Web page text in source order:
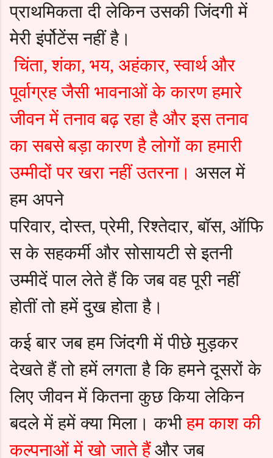
प्राथमिकता दी लेकिन उसकी जिंदगी में
मेरी इंर्पोटेंस नहीं है।
चिंता,शंका, भय, अहंकार,स्वार्थ और
पूर्वाग्रह जैसी भावनाओं के कारण हमारे
जीवन में तनाव बढ़ रहा है और इस तनाव
का सबसे बड़ा कारण है लोगों का हमारी
उम्मीदों पर खरा नहीं उतरना। असल में
हम अपने
परिवार,दोस्त,प्रेमी,रिश्तेदार,बॉस, ऑफि
स के सहकर्मी और सोसायटी से इतनी
उम्मीदें पाल लेते हैं कि जब वह पूरी नहीं
होतीं तो हमें दुख होता है।
कई बार जब हम जिंदगी में पीछे मुड़कर
देखते हैं तो हमें लगता है कि हमने दूसरों के
लिए जीवन में कितना कुछ किया लेकिन
बदले में हमें क्या मिला। कभी हम काश की
कल्पनाओं में खो जाते हैं और जब